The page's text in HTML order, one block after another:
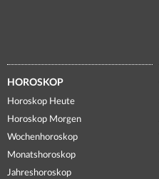
HOROSKOP
Horoskop Heute
Horoskop Morgen
Wochenhoroskop
Monatshoroskop
Jahreshoroskop